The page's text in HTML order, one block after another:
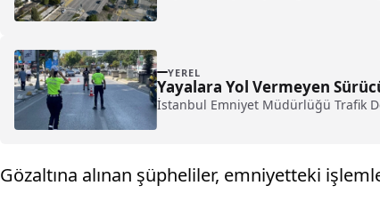
YEREL
Yayalara Yol Vermeyen
İstanbul Emniyet Müdürlüğü Trafik
Gözaltına alınan şüpheliler, emniyetteki